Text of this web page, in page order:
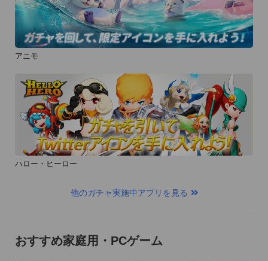
アニモ
ハロー・ヒーロー
他のガチャ実施中アプリを見る
おすすめ家庭用・PCゲーム